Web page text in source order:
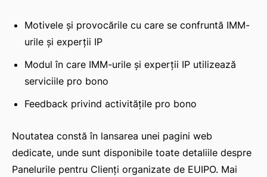
Motivele și provocările cu care se confruntă IMM-
urile și experții IP
Modul în care IMM-urile și experții IP utilizează
serviciile pro bono
Feedback privind activitățile pro bono
Noutatea constă în lansarea unei pagini web
dedicate, unde sunt disponibile toate detaliile despre
Panelurile pentru Clienți organizate de EUIPO. Mai